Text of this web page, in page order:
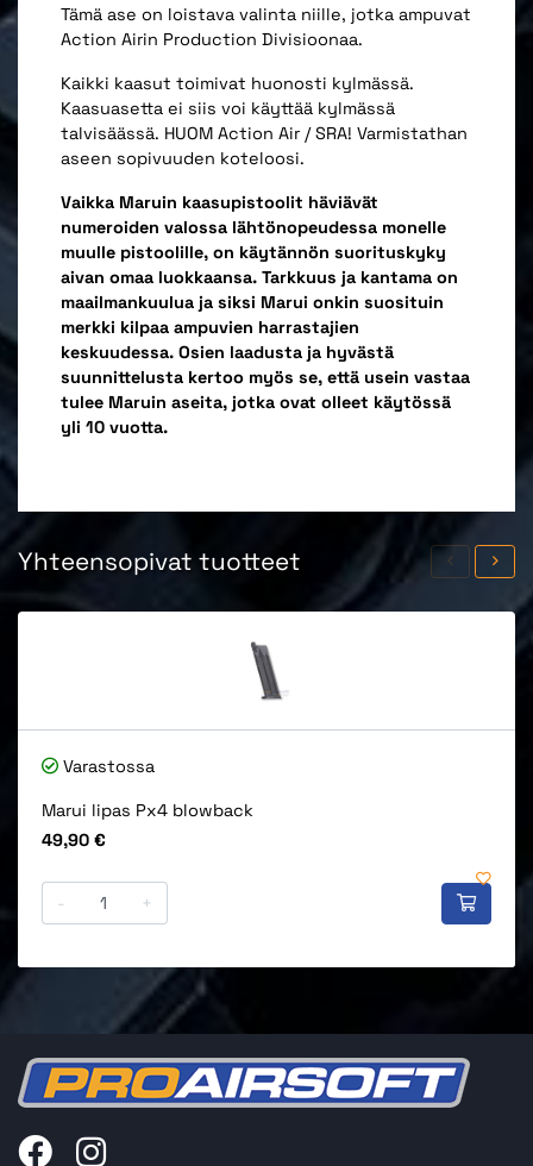
Tämä ase on loistava valinta niille, jotka ampuvat
Action Airin Production Divisioonaa.
Kaikki kaasut toimivat huonosti kylmässä.
Kaasuasetta ei siis voi käyttää kylmässä
talvisäässä. HUOM Action Air / SRA! Varmistathan
aseen sopivuuden koteloosi.
Vaikka Maruin kaasupistoolit häviävät
numeroiden valossa lähtönopeudessa monelle
muulle pistoolille, on käytännön suorituskyky
aivan omaa luokkaansa. Tarkkuus ja kantama on
maailmankuulua ja siksi Marui onkin suosituin
merkki kilpaa ampuvien harrastajien
keskuudessa. Osien laadusta ja hyvästä
suunnittelusta kertoo myös se, että usein vastaa
tulee Maruin aseita, jotka ovat olleet käytössä
yli 10 vuotta.
Yhteensopivat tuotteet
Varastossa
Marui lipas Px4 blowback
Hinta
49,90 €
- +